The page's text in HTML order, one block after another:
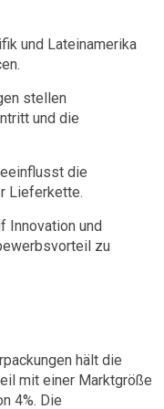
und Lateinamerika
stellen
und die
die
Lieferkette.
Innovation und
zu
hält die
mit einer Marktgröße
4%. Die